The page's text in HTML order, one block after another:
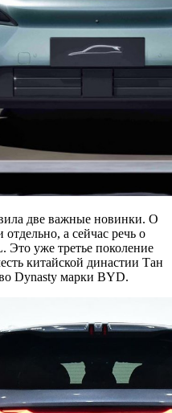
две важные новинки. О
а сейчас речь о
Это уже третье поколение
китайской династии Тан
Dynasty марки BYD.